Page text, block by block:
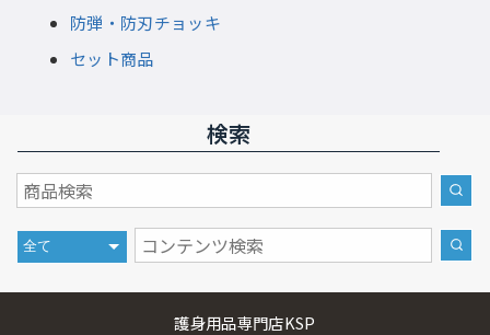
防弾・防刃チョッキ
セット商品
検索
護身用品専門店KSP